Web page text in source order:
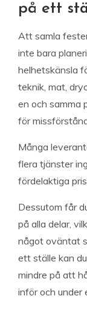
på ett
Att samla
inte bara
helhetskänsla
teknik, mat,
en och samma
för
Många
flera tjänster
fördelaktiga
Dessutom får
på alla delar,
något oväntat
ett ställe kan
mindre på att
inför och under